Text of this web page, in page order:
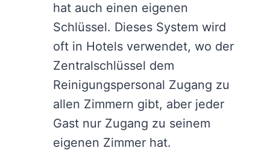
hat auch einen eigenen
Schlüssel. Dieses System wird
oft in Hotels verwendet, wo der
Zentralschlüssel dem
Reinigungspersonal Zugang zu
allen Zimmern gibt, aber jeder
Gast nur Zugang zu seinem
eigenen Zimmer hat.